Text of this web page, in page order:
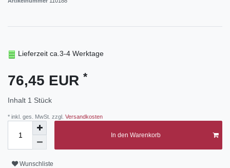
Lieferzeit ca.3-4 Werktage
76,45 EUR *
Inhalt 1 Stück
* inkl. ges. MwSt. zzgl. Versandkosten
In den Warenkorb
Wunschliste